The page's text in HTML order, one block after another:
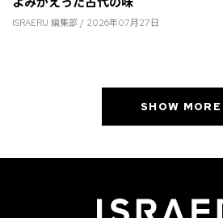
ISRAERU 編集部 / 2026年07月27日
SHOW MORE